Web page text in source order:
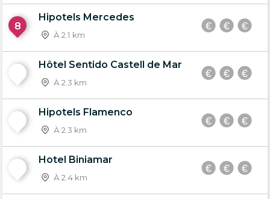
8
Hipotels Mercedes
À 2.1 km
Hôtel Sentido Castell de Mar
À 2.3 km
Hipotels Flamenco
À 2.3 km
Hotel Biniamar
À 2.4 km